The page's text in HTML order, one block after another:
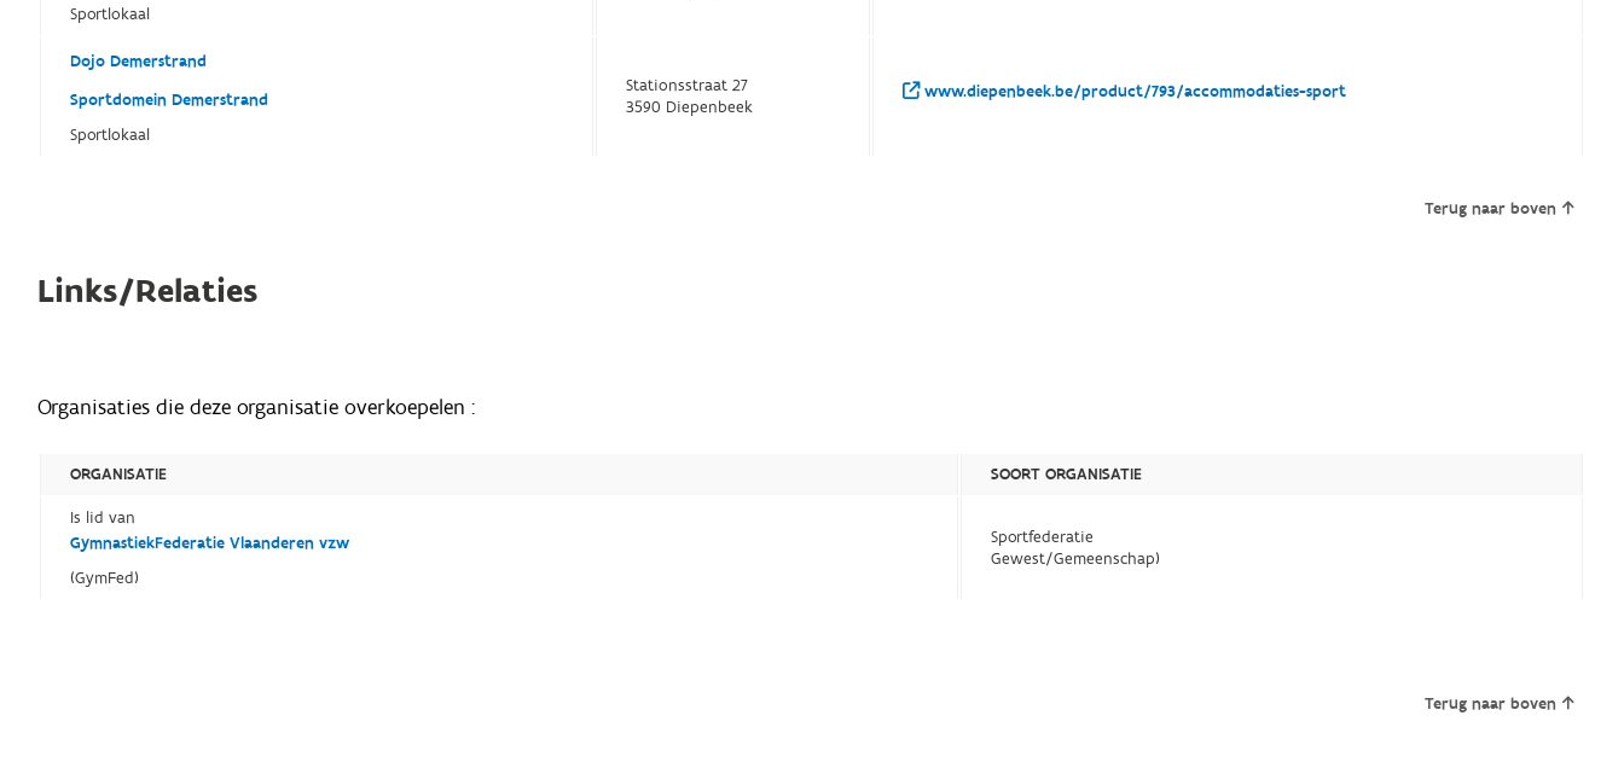
Sportlokaal
Dojo Demerstrand
Sportdomein Demerstrand
Sportlokaal
Stationsstraat 27
3590 Diepenbeek
www.diepenbeek.be/product/793/accommodaties-sport
Terug naar boven
Links/Relaties
Organisaties die deze organisatie overkoepelen :
ORGANISATIE
SOORT ORGANISATIE
Is lid van
GymnastiekFederatie Vlaanderen vzw
(GymFed)
Sportfederatie
Gewest/Gemeenschap)
Terug naar boven